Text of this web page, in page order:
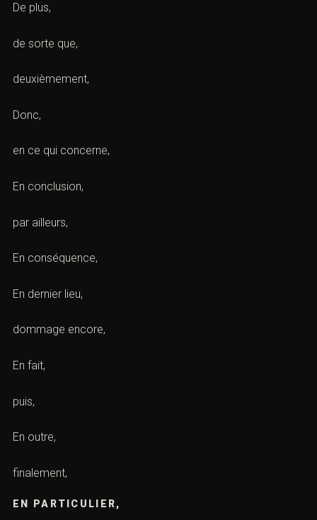
De plus,
de sorte que,
deuxièmement,
Donc,
en ce qui concerne,
En conclusion,
par ailleurs,
En conséquence,
En dernier lieu,
dommage encore,
En fait,
puis,
En outre,
finalement,
EN PARTICULIER,